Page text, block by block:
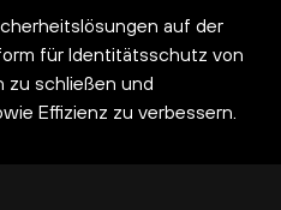
auf der
für Identitätsschutz von
zu schließen und
Effizienz zu verbessern.